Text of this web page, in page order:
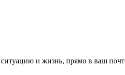
и жизнь, прямо в ваш